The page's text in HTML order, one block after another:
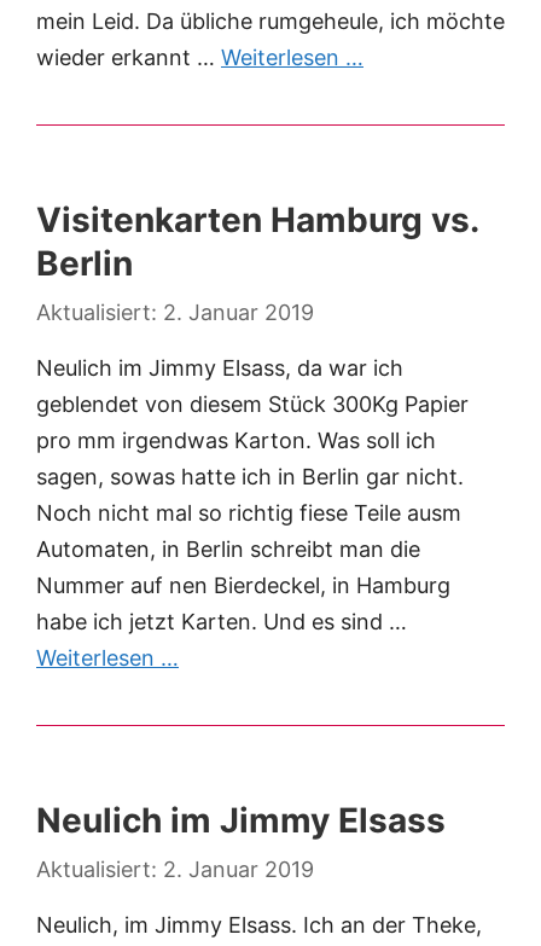
mein Leid. Da übliche rumgeheule, ich möchte
wieder erkannt … Weiterlesen …
Visitenkarten Hamburg vs.
Berlin
2. Januar 2019
Neulich im Jimmy Elsass, da war ich
geblendet von diesem Stück 300Kg Papier
pro mm irgendwas Karton. Was soll ich
sagen, sowas hatte ich in Berlin gar nicht.
Noch nicht mal so richtig fiese Teile ausm
Automaten, in Berlin schreibt man die
Nummer auf nen Bierdeckel, in Hamburg
habe ich jetzt Karten. Und es sind …
Weiterlesen …
Neulich im Jimmy Elsass
2. Januar 2019
Neulich, im Jimmy Elsass. Ich an der Theke,